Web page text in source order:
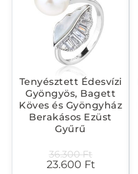
Tenyésztett Édesvízi
Gyöngyös, Bagett
Köves és Gyöngyház
Berakásos Ezüst
Gyűrű
36.300Ft
23.600 Ft